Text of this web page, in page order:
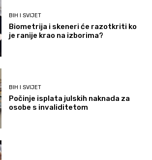
BIH I SVIJET
Biometrija i skeneri će razotkriti ko
je ranije krao na izborima?
BIH I SVIJET
Počinje isplata julskih naknada za
osobe s invaliditetom